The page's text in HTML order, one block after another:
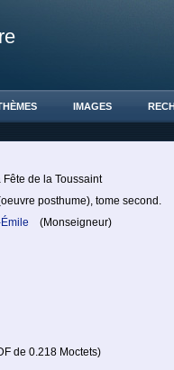
IMAGES
de la Toussaint
posthume), tome second.
(Monseigneur)
de 0.218 Moctets)